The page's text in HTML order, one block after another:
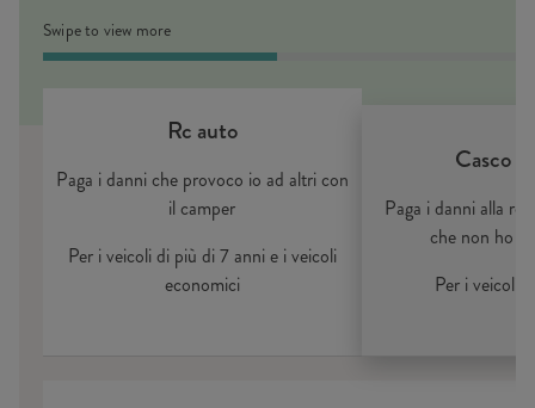
Swipe to view more
Rc auto
Paga i danni che provoco io ad altri con
il camper
Per i veicoli di più di 7 anni e i veicoli
economici
Casco
Paga i danni alla
che non ho
Per i veicoli